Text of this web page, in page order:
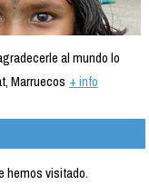
al mundo lo
Marruecos + info
hemos visitado.